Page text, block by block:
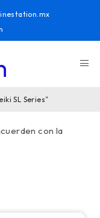
SL Series”
con la